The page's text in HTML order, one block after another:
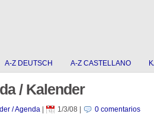
A-Z DEUTSCH A-Z CASTELLANO
/ Kalender
/ Agenda| 1/3/08 0 comentarios